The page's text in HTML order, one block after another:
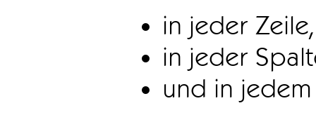
in jeder Zeile,
in jeder
und in